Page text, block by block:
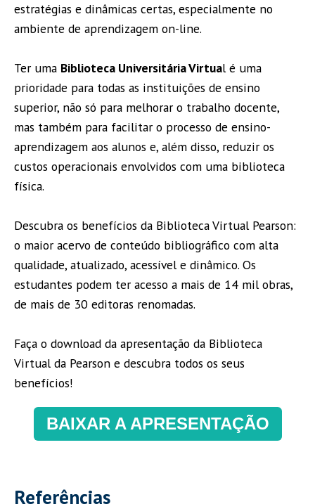
estratégias e dinâmicas certas, especialmente no
ambiente de aprendizagem on-line.
Ter uma Biblioteca Universitária Virtual é uma
prioridade para todas as instituições de ensino
superior, não só para melhorar o trabalho docente,
mas também para facilitar o processo de ensino-
aprendizagem aos alunos e, além disso, reduzir os
custos operacionais envolvidos com uma biblioteca
física.
Descubra os benefícios da Biblioteca Virtual Pearson:
o maior acervo de conteúdo bibliográfico com alta
qualidade, atualizado, acessível e dinâmico. Os
estudantes podem ter acesso a mais de 14 mil obras,
de mais de 30 editoras renomadas.
Faça o download da apresentação da Biblioteca
Virtual da Pearson e descubra todos os seus
benefícios!
BAIXAR A APRESENTAÇÃO
Referências